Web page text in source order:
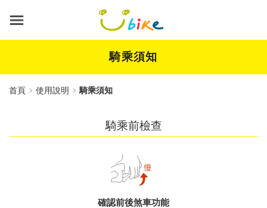
要
騎乘須知
首頁 使用說明 騎乘須知
騎乘前檢查
確認前後煞車功能